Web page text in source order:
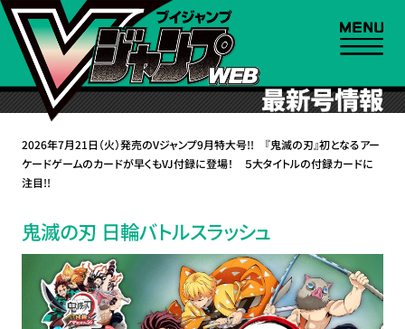
最新号情報
2026年7月21日（火）発売のVジャンプ9月特大号!! 『鬼滅の刃』初となるアー
ケードゲームのカードが早くもVJ付録に登場！ ５大タイトルの付録カードに
注目!!
鬼滅の刃 日輪バトルスラッシュ